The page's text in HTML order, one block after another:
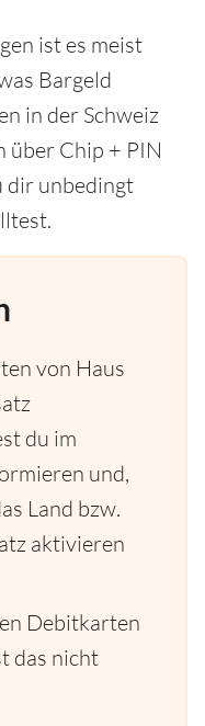
ist es meist
Bargeld
in der Schweiz
über Chip + PIN
dir unbedingt
von Haus
du im
und,
Land bzw.
aktivieren
Debitkarten
das nicht